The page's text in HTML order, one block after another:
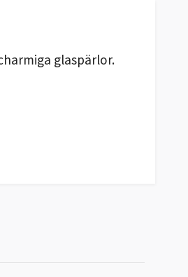
glaspärlor.